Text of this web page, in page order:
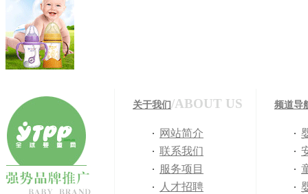
关于我们/ABOUT US
网站简介
联系我们
服务项目
人才招聘
频道导